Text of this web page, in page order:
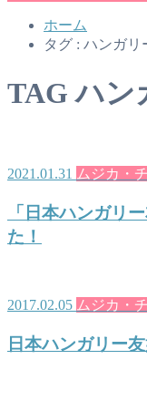
ホーム
タグ : ハンガリ
TAG ハン
2021.01.31 ムジカ・
「日本ハンガリ
た！
2017.02.05 ムジカ・
日本ハンガリー